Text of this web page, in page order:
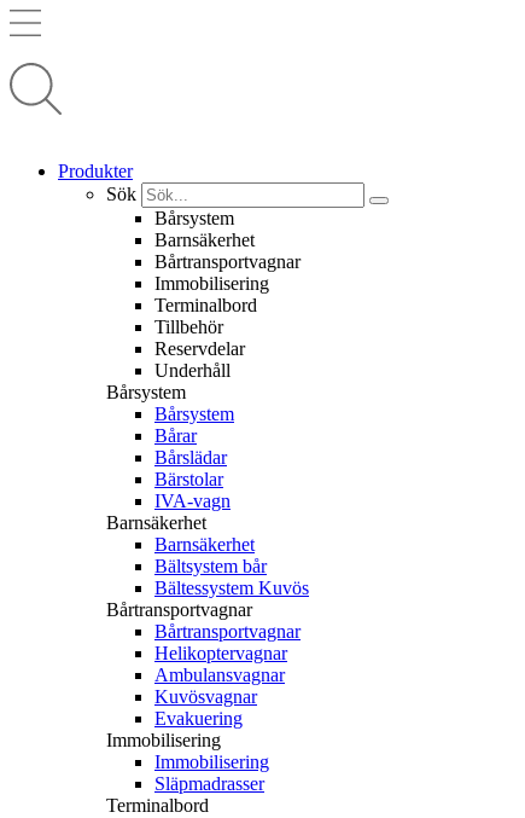
Produkter
Sök
Bårsystem
Barnsäkerhet
Bårtransportvagnar
Immobilisering
Terminalbord
Tillbehör
Reservdelar
Underhåll
Bårsystem
Bårsystem
Bårar
Bårslädar
Bärstolar
IVA-vagn
Barnsäkerhet
Barnsäkerhet
Bältsystem bår
Bältessystem Kuvös
Bårtransportvagnar
Bårtransportvagnar
Helikoptervagnar
Ambulansvagnar
Kuvösvagnar
Evakuering
Immobilisering
Immobilisering
Släpmadrasser
Terminalbord